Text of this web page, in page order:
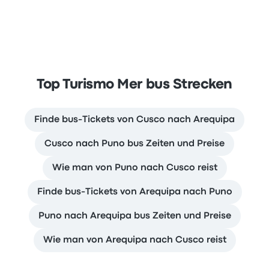
Top Turismo Mer bus Strecken
Finde bus-Tickets von Cusco nach Arequipa
Cusco nach Puno bus Zeiten und Preise
Wie man von Puno nach Cusco reist
Finde bus-Tickets von Arequipa nach Puno
Puno nach Arequipa bus Zeiten und Preise
Wie man von Arequipa nach Cusco reist